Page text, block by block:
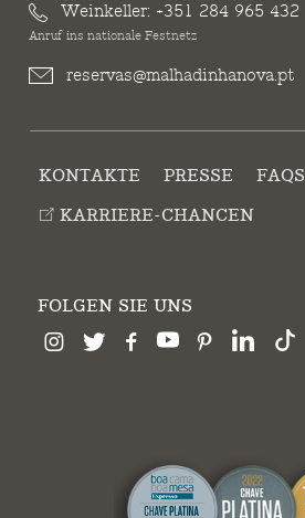
Weinkeller: +351 284 965 432
Anruf ins nationale Festnetz
reservas@malhadinhanova.pt
KONTAKTE PRESSE
FAQS
KARRIERE-CHANCEN
FOLGEN SIE UNS